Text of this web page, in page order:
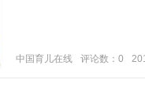
中国育儿在线 评论数：0